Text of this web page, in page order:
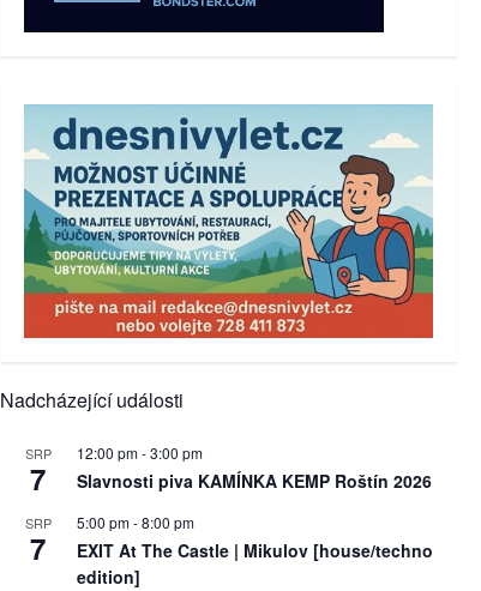
Nadcházející události
SRP
7
12:00 pm-3:00 pm
Slavnosti piva KAMÍNKA KEMP Roštín 2026
SRP
7
5:00 pm-8:00 pm
EXIT At The Castle | Mikulov [house/techno
edition]